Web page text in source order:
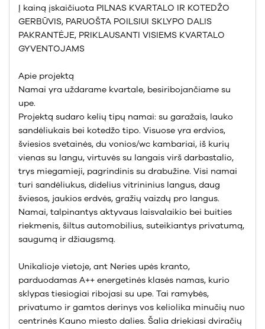
Į kainą įskaičiuota PILNAS KVARTALO IR KOTEDŽO
GERBŪVIS, PARUOŠTA POILSIUI SKLYPO DALIS
PAKRANTĖJE, PRIKLAUSANTI VISIEMS KVARTALO
GYVENTOJAMS
Apie projektą
Namai yra uždarame kvartale, besiribojančiame su
upe.
Projektą sudaro kelių tipų namai: su garažais, lauko
sandėliukais bei kotedžo tipo. Visuose yra erdvios,
šviesios svetainės, du vonios/wc kambariai, iš kurių
vienas su langu, virtuvės su langais virš darbastalio,
trys miegamieji, pagrindinis su drabužine. Visi namai
turi sandėliukus, didelius vitrininius langus, daug
šviesos, jaukios erdvės, gražių vaizdų pro langus.
Namai, talpinantys aktyvaus laisvalaikio bei buities
riekmenis, šiltus automobilius, suteikiantys privatumą,
saugumą ir džiaugsmą.
Unikalioje vietoje, ant Neries upės kranto,
parduodamas A++ energetinės klasės namas, kurio
sklypas tiesiogiai ribojasi su upe. Tai ramybės,
privatumo ir gamtos derinys vos keliolika minučių nuo
centrinės Kauno miesto dalies. Šalia driekiasi dviračių